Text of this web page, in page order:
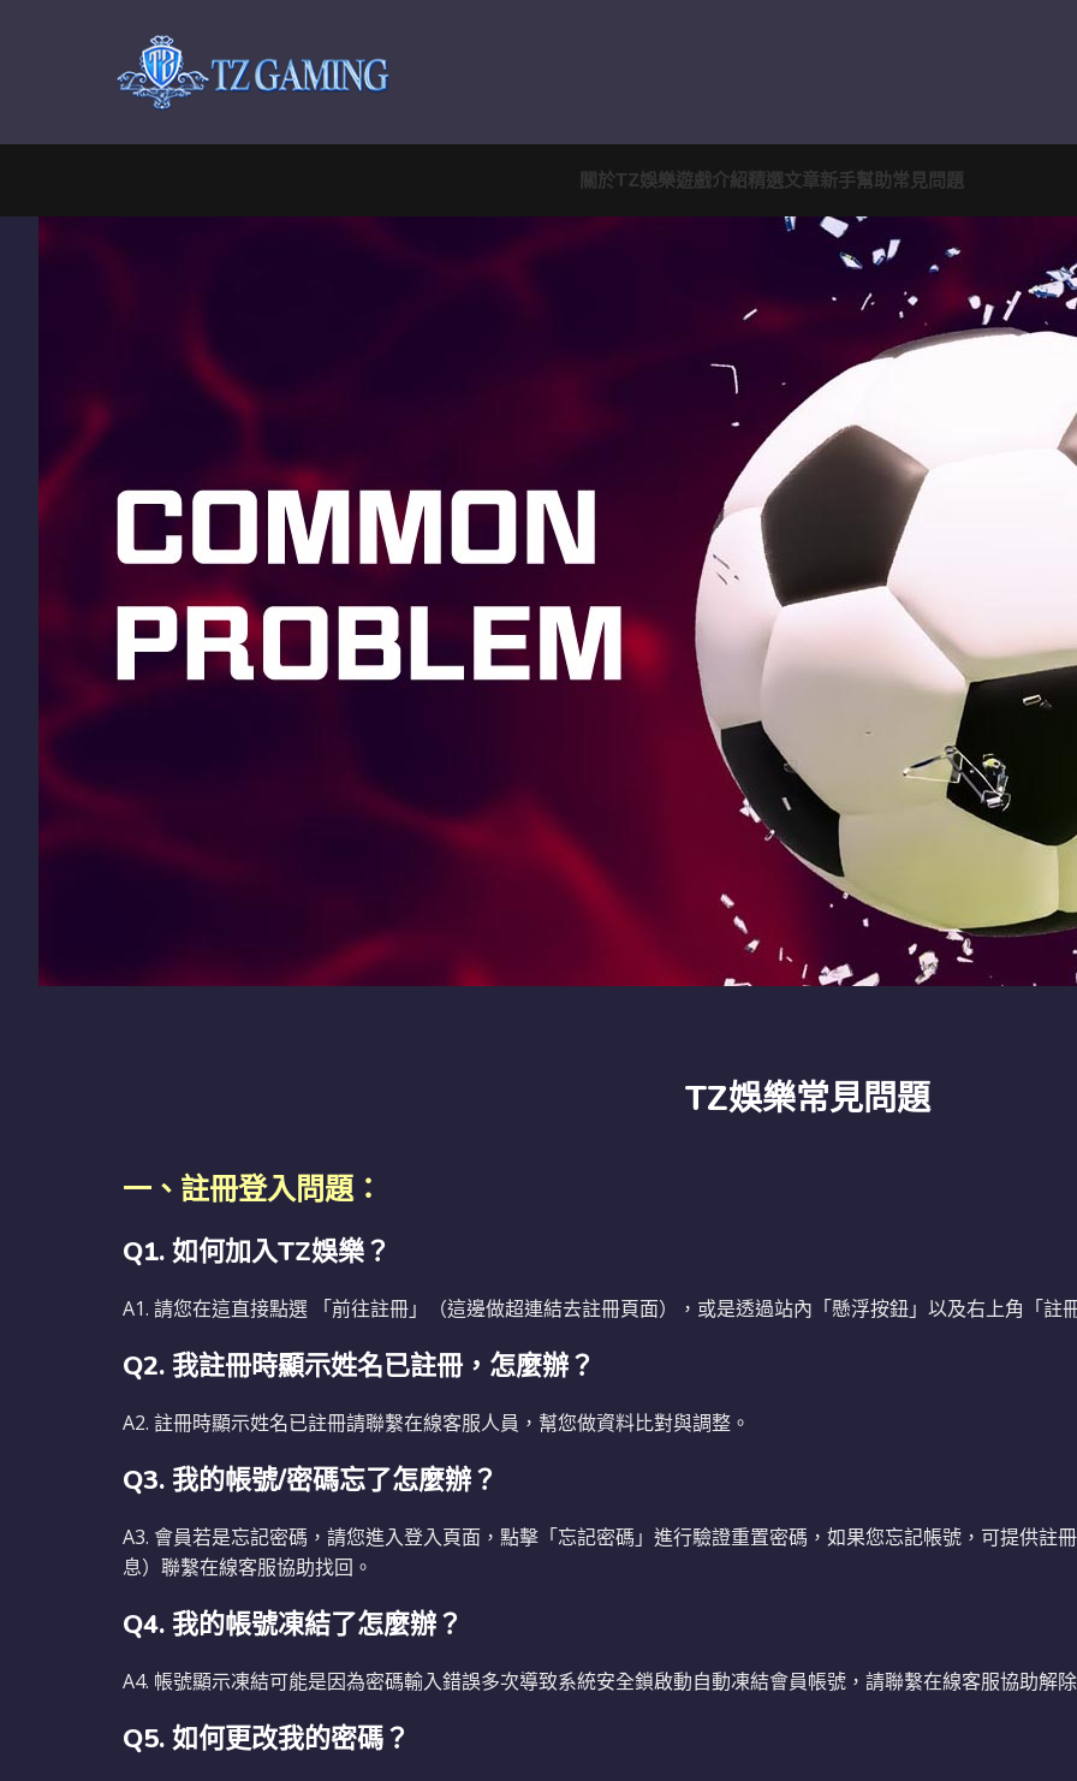
關於TZ娛樂遊戲介紹 精選文章新手幫助常見問題
TZ娛樂常見問題
一、註冊登入問題：
Q1. 如何加入TZ娛樂？
A1. 請您在這直接點選 「前往註冊」（這邊做超連結去註冊頁面），或是透過站內「懸浮按鈕」以及右上角「註
Q2. 我註冊時顯示姓名已註冊，怎麼辦？
A2. 註冊時顯示姓名已註冊請聯繫在線客服人員，幫您做資料比對與調整。
Q3. 我的帳號/密碼忘了怎麼辦？
A3. 會員若是忘記密碼，請您進入登入頁面，點擊「忘記密碼」進行驗證重置密碼，如果您忘記帳號，可提供註
息）聯繫在線客服協助找回。
Q4. 我的帳號凍結了怎麼辦？
A4. 帳號顯示凍結可能是因為密碼輸入錯誤多次導致系統安全鎖啟動自動凍結會員帳號，請聯繫在線客服協助解
Q5. 如何更改我的密碼？